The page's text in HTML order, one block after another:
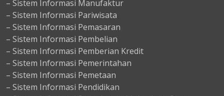
– Sistem Informasi Manufaktur
– Sistem Informasi Pariwisata
– Sistem Informasi Pemasaran
– Sistem Informasi Pembelian
– Sistem Informasi Pemberian Kredit
– Sistem Informasi Pemerintahan
– Sistem Informasi Pemetaan
– Sistem Informasi Pendidikan